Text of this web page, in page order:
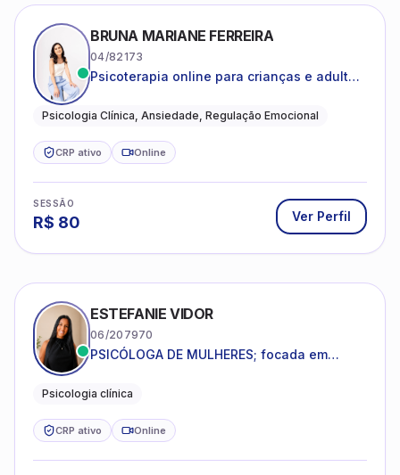
BRUNA MARIANE FERREIRA
04/82173
Psicoterapia online para crianças e adultos
reduzir a ansiedade e construir uma vida
Psicologia Clínica, Ansiedade, Regulação Emocional
CRP ativo Online
SESSÃO
R$ 80 Ver Perfil
ESTEFANIE VIDOR
06/207970
PSICÓLOGA DE MULHERES; focada em
dentro da sua realidade.
Psicologia clínica
CRP ativo Online